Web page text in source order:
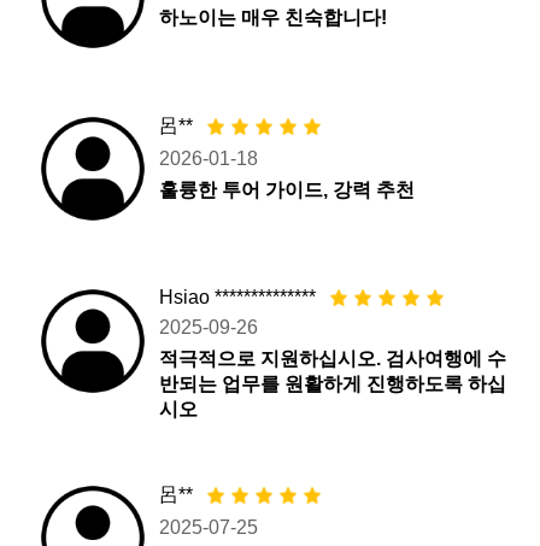
하노이는 매우 친숙합니다!
呂**
2026-01-18
훌륭한 투어 가이드, 강력 추천
Hsiao **************
2025-09-26
적극적으로 지원하십시오. 검사여행에 수
반되는 업무를 원활하게 진행하도록 하십
시오
呂**
2025-07-25